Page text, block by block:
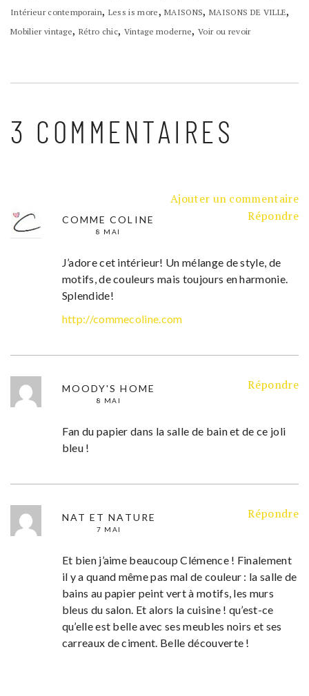
Intérieur contemporain, Less is more,MAISONS,MAISONS DE VILLE,
Mobilier vintage, Rétro chic, Vintage moderne,Voir ou revoir
3 COMMENTAIRES
Ajouter un commentaire
COMME COLINE
8 MAI
Répondre
J’adore cet intérieur! Un mélange de style, de
motifs, de couleurs mais toujours en harmonie.
Splendide!
http://commecoline.com
MOODY'S HOME
8 MAI
Répondre
Fan du papier dans la salle de bain et de ce joli
bleu !
NAT ET NATURE
7 MAI
Répondre
Et bien j’aime beaucoup Clémence ! Finalement
il y a quand même pas mal de couleur : la salle de
bains au papier peint vert à motifs, les murs
bleus du salon. Et alors la cuisine ! qu’est-ce
qu’elle est belle avec ses meubles noirs et ses
carreaux de ciment. Belle découverte !